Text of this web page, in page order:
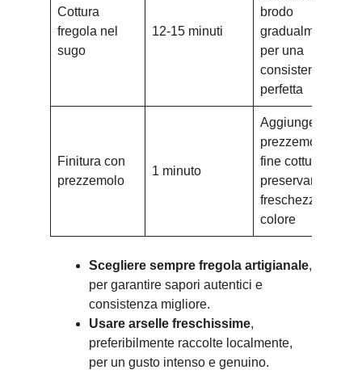
Cottura
fregola nel
sugo
12-15 minuti
brodo
gradualmente
per una
consistenza
perfetta
Finitura con
prezzemolo
1 minuto
Aggiungere il
prezzemolo a
fine cottura per
preservarne
freschezza e
colore
Scegliere sempre fregola artigianale,
per garantire sapori autentici e
consistenza migliore.
Usare arselle freschissime,
preferibilmente raccolte localmente,
per un gusto intenso e genuino.